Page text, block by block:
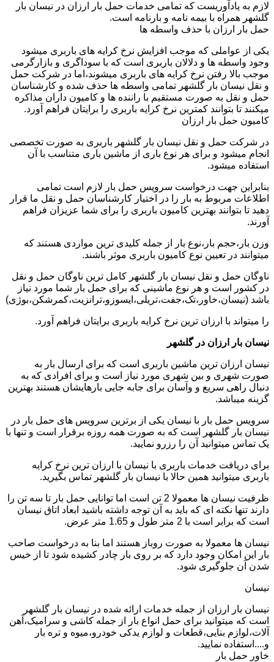
لازم به یادآوریست که تمامی خدمات حمل بار ارزان در نیسان بار
گلشهر همراه با بیمه نامه و بارنامه است.
حمل بار ارزان با حذف واسطه ها
یکی از عواملی که موجب افزایش نرخ کرایه های باربری میشود
وجود واسطه ها و دلالان باربری است که با سوداگری و بازارگرمی
موجب بالا رفتن نرخ کرایه های باربری میشوند،اما در شرکت حمل
و نقل نیسان بار گلشهر تمامی واسطه ها حذف شده و کارشناسان
حمل و نقل به صورت مستقیم با راننده ها و کامیون داران مذاکره
میکنند تا بتوانند کمترین نرخ کرایه باربری را برایتان فراهم آورد.
کامیون حمل بار ارزان
در شرکت حمل و نقل نیسان بار گلشهر باربری به صورت تخصصی
انجام میشود و برای هر نوع باری از ماشین باری متناسب با آن
استفاده میشود.
بنابراین جهت درخواست سرویس حمل بار لازم است تمامی
اطلاعات مربوط به بار را در اختیار کارشناسان حمل و نقل ما قرار
دهید تا بتوانند بهترین کامیون باربری را برای شما عزیزان فراهم
آورند.
وزن بار،حجم بار،نوع بار از جمله کلیدی ترین مواردی هستند که
میتوانند در تعیین نوع کامیون باربری موثر باشند.
ناوگان حمل و نقل نیسان بار گلشهر کامل ترین ناوگان حمل و نقل
در کشور است و هر نوع ماشینی که برای حمل بار شما مورد نیاز
باشد (نیسان،خاور،تک،جفت،تریلی،ایسوزو،ترانزیت،کمرشکن،بوژی)
را میتواند با ارزان ترین نرخ کرایه باربری برایتان فراهم آورد.
نیسان بار ارزان در گلشهر
نیسان ارزان ترین ماشین باربری است که برای ارسال بار به
صورت شهری و بین شهری مورد نیاز است و برای افرادی که به
دنبال راهی سریع و وآسان برای جابه جایی بارهایشان هستند بهترین
گزینه میباشد.
سرویس حمل بار با نیسان یکی از برترین سرویس های حمل بار در
نیسان بار گلشهر است که به صورت همه روزه برقرار است و تنها با
یک تماس میتوانید آن را رزرو نمایید.
برای دریافت خدمات باربری با نیسان با ارزان ترین نرخ کرایه
باربری میتوانید همین حالا با نیسان بار گلشهر تماس بگیرید.
ظرفیت نیسان ها معمولا 2 تن است اما توانایی حمل بار تا سه تن را
دارند تنها نکته ای که باید به آن توجه داشته باشید ابعاد اتاق نیسان
است که برابر است با 2 متر طول و 1.65 متر عرض.
نیسان ها معمولا به صورت روباز هستند اما بنا به درخواست صاحب
بار این امکان وجود دارد که بر روی بار چادر کشیده شود تا از خیس
شدن آن جلوگیری شود.
نیسان
نیسان بار ارزان از جمله خدمات ارائه شده در نیسان بار گلشهر
است که میتوانید برای حمل انواع بار از جمله کاشی و سرامیک،آهن
آلات،لوازم بنایی،قطعات و لوازم یدکی خودرو،میوه و تره بار
و....استفاده نمایید.
خاور حمل بار